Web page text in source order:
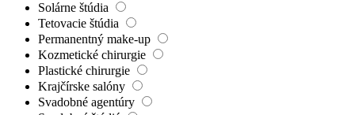
Solárne štúdia
Tetovacie štúdia
Permanentný make-up
Kozmetické chirurgie
Plastické chirurgie
Krajčírske salóny
Svadobné agentúry